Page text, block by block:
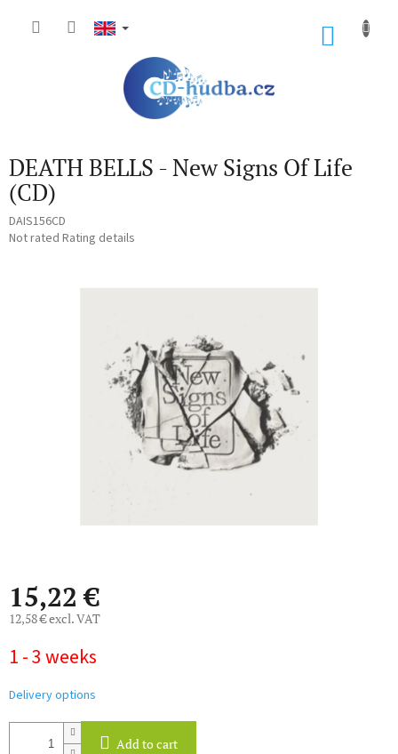
DEATH BELLS - New Signs Of Life
(CD)
DAIS156CD
The
Not rated Rating details
15,22 €
12,58 € excl. VAT
price:
1 - 3 weeks
Delivery options
Add to cart